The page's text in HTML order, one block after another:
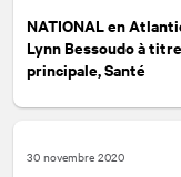
NATIONALen
Lynn Bessoudo à
principale, Santé
30 novembre 2020